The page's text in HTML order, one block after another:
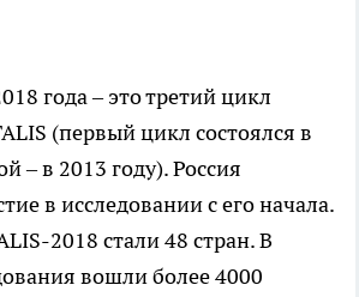
года – это третий цикл
(первый цикл состоялся в
– в 2013 году). Россия
в исследовании с его начала.
2018 стали 48 стран. В
вошли более 4000